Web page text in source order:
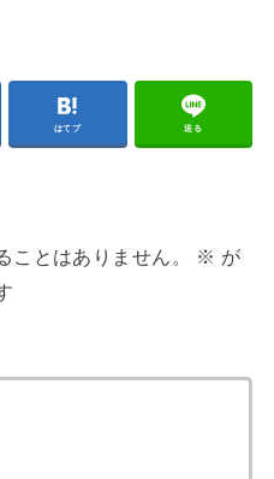
はてブ 送る
ことはありません。 ※ が